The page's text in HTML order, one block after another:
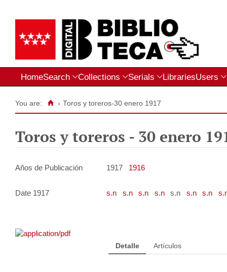
HomeSearch Collections Serials LibrariesUsers
You are: › Toros y toreros-30 enero 1917
Toros y toreros - 30 enero
Años de Publicación 1917 1916
Date 1917 s.n s.n s.n s.n s.n s.n s.n
Detalle Artículos